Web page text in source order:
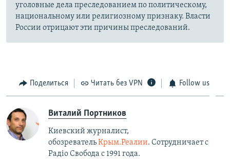
уголовные дела преследованием по политическому,
национальному или религиозному признаку. Власти
России отрицают эти причины преследований.
Поделиться Читать без VPN Follow us
Виталий Портников
Киевский журналист,
обозревательКрым.Реалии. Сотрудничает с
Радiо Свобода с 1991 года.